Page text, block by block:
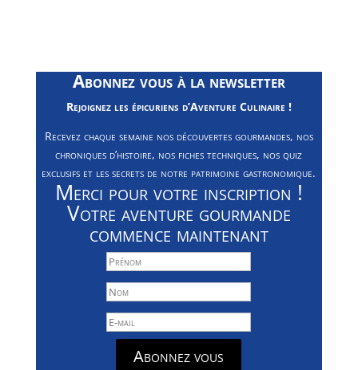
Abonnez vous à la newsletter
Rejoignez les épicuriens d’Aventure Culinaire !
Recevez chaque semaine nos découvertes gourmandes, nos
chroniques d’histoire, nos fiches techniques, nos quiz
exclusifs et les secrets de notre patrimoine gastronomique.
Merci pour votre inscription !
Votre aventure gourmande
commence maintenant
Abonnez vous